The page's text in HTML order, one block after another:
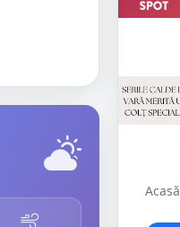
Acasă